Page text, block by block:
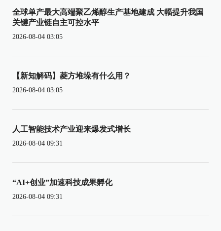
全球单产最大高端聚乙烯醇生产基地建成 大幅提升我国
关键产业链自主可控水平
2026-08-04 03:05
【新知解码】菱方堆垛有什么用？
2026-08-04 03:05
人工智能技术产业迎来爆发式增长
2026-08-04 09:31
“AI+创业”加速科技成果孵化
2026-08-04 09:31